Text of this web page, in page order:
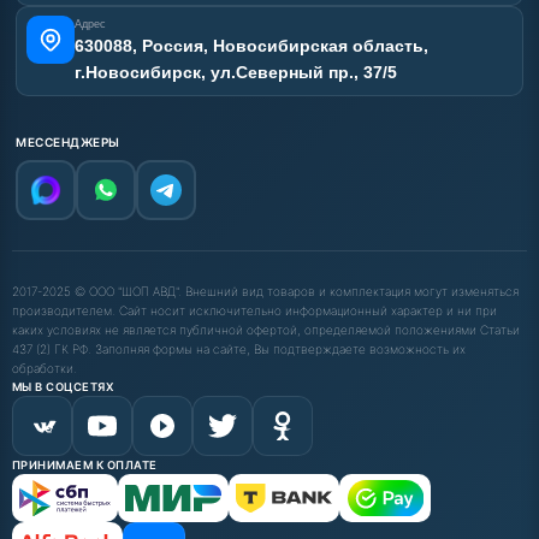
Адрес
630088, Россия, Новосибирская область,
г.Новосибирск, ул.Северный пр., 37/5
МЕССЕНДЖЕРЫ
2017-2025 © ООО "ШОП АВД". Внешний вид товаров и комплектация могут изменяться
производителем. Сайт носит исключительно информационный характер и ни при
каких условиях не является публичной офертой, определяемой положениями Статьи
437 (2) ГК РФ. Заполняя формы на сайте, Вы подтверждаете возможность их
обработки.
МЫ В СОЦСЕТЯХ
ПРИНИМАЕМ К ОПЛАТЕ